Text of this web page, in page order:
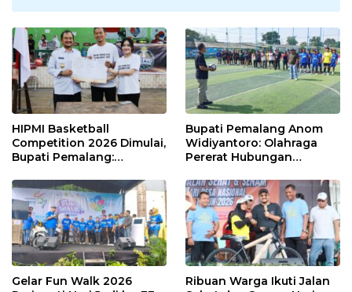
HIPMI Basketball
Competition 2026 Dimulai,
Bupati Pemalang:
Melaju
Bupati Pemalang Anom
Widiyantoro: Olahraga
Pererat Hubungan
Gelar Fun Walk 2026
Ribuan Warga Ikuti Jalan